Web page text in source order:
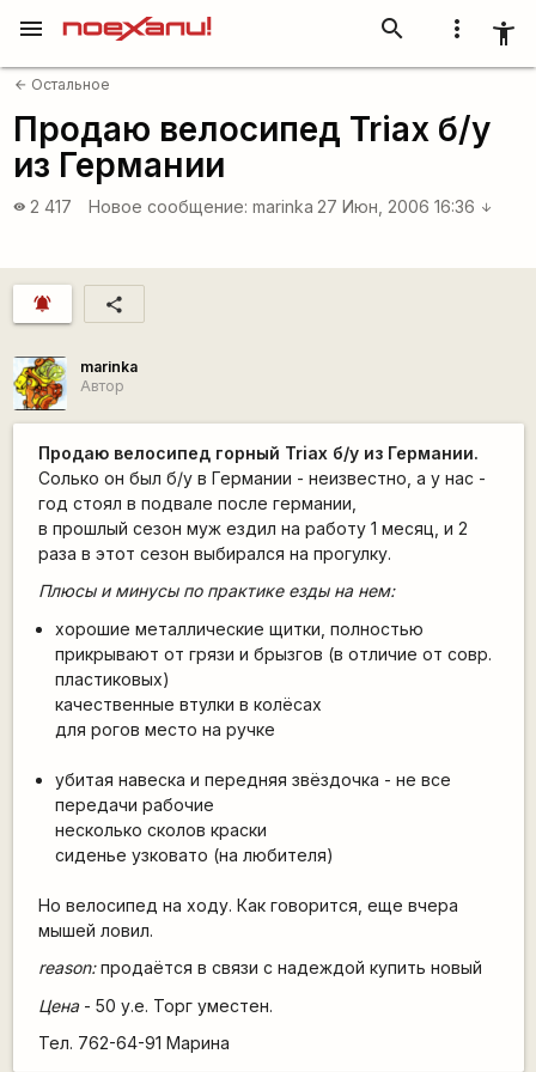
more_vert accessibility_new
search
menu
arrow_back Остальное
Продаю велосипед Triax б/у
из Германии
visibility 2 417 Новое сообщение: marinka 27 Июн, 2006 16:36 arrow_downward
notifications_active share
marinka
Автор
Продаю велосипед горный Triax б/у из Германии.
Солько он был б/у в Германии - неизвестно, а у нас -
год стоял в подвале после германии,
в прошлый сезон муж ездил на работу 1 месяц, и 2
раза в этот сезон выбирался на прогулку.
Плюсы и минусы по практике езды на нем:
хорошие металлические щитки, полностью
прикрывают от грязи и брызгов (в отличие от совр.
пластиковых)
качественные втулки в колёсах
для рогов место на ручке
убитая навеска и передняя звёздочка - не все
передачи рабочие
несколько сколов краски
сиденье узковато (на любителя)
Но велосипед на ходу. Как говорится, еще вчера
мышей ловил.
reason:продаётся в связи с надеждой купить новый
Цена- 50 у.е. Торг уместен.
Тел. 762-64-91 Марина